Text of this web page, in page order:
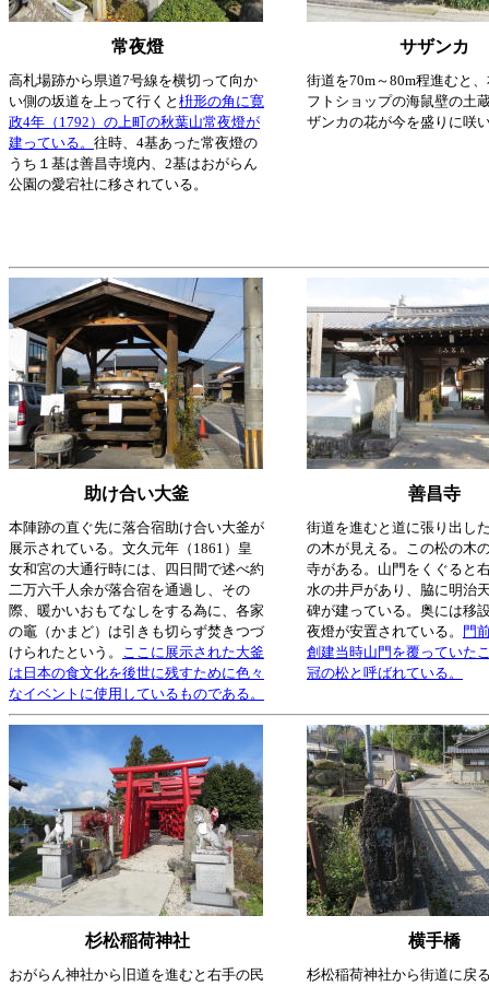
常夜燈 サザンカ
高札場跡から県道7号線を横切って向か
い側の坂道を上って行くと 枡形の角に寛
政4年（1792）の上町の秋葉山常夜燈が
建っている。 往時、4基あった常夜燈の
うち１基は善昌寺境内、2基はおがらん
公園の愛宕社に移されている。
街道を70m～80m程進むと
フトショップの海鼠壁の土
ザンカの花が今を盛りに咲
助け合い大釜 善昌寺
本陣跡の直ぐ先に落合宿助け合い大釜が
展示されている。文久元年（1861）皇
女和宮の大通行時には、四日間で述べ約
二万六千人余が落合宿を通過し、その
際、暖かいおもてなしをする為に、各家
の竈（かまど）は引きも切らず焚きつづ
けられたという。 ここに展示された大釜
は日本の食文化を後世に残すために色々
なイベントに使用しているものである。
街道を進むと道に張り出し
の木が見える。この松の木
寺がある。山門をくぐると
水の井戸があり、脇に明治
碑が建っている。奥には移
夜燈が安置されている。
門
創建当時山門を覆っていた
冠の松と呼ばれている。
杉松稲荷神社 横手橋
おがらん神社から旧道を進むと右手の民
杉松稲荷神社から街道に戻